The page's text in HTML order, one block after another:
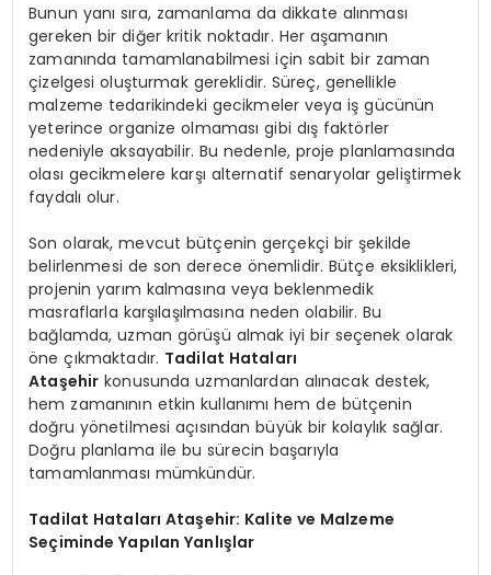
Bunun yanı sıra, zamanlama da dikkate alınması
gereken bir diğer kritik noktadır. Her aşamanın
zamanında tamamlanabilmesi için sabit bir zaman
çizelgesi oluşturmak gereklidir. Süreç, genellikle
malzeme tedarikindeki gecikmeler veya iş gücünün
yeterince organize olmaması gibi dış faktörler
nedeniyle aksayabilir. Bu nedenle, proje planlamasında
olası gecikmelere karşı alternatif senaryolar geliştirmek
faydalı olur.
Son olarak, mevcut bütçenin gerçekçi bir şekilde
belirlenmesi de son derece önemlidir. Bütçe eksiklikleri,
projenin yarım kalmasına veya beklenmedik
masraflarla karşılaşılmasına neden olabilir. Bu
bağlamda, uzman görüşü almak iyi bir seçenek olarak
öne çıkmaktadır. Tadilat Hataları
Ataşehir konusunda uzmanlardan alınacak destek,
hem zamanının etkin kullanımı hem de bütçenin
doğru yönetilmesi açısından büyük bir kolaylık sağlar.
Doğru planlama ile bu sürecin başarıyla
tamamlanması mümkündür.
Tadilat Hataları Ataşehir: Kalite ve Malzeme
Seçiminde Yapılan Yanlışlar